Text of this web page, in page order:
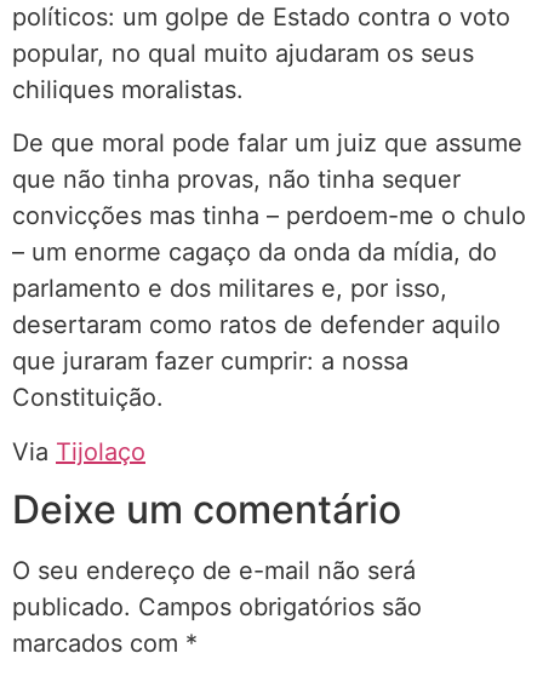
políticos: um golpe de Estado contra o voto
popular, no qual muito ajudaram os seus
chiliques moralistas.
De que moral pode falar um juiz que assume
que não tinha provas, não tinha sequer
convicções mas tinha – perdoem-me o chulo
– um enorme cagaço da onda da mídia, do
parlamento e dos militares e, por isso,
desertaram como ratos de defender aquilo
que juraram fazer cumprir: a nossa
Constituição.
Via Tijolaço
Deixe um comentário
O seu endereço de e-mail não será
publicado. Campos obrigatórios são
marcados com *